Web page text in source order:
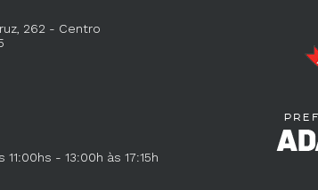
262 - Centro
- 13:00h às 17:15h